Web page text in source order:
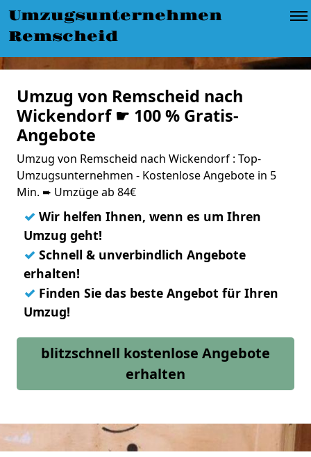
Umzugsunternehmen
Remscheid
Umzug von Remscheid nach
Wickendorf ☛ 100 % Gratis-
Angebote
Umzug von Remscheid nach Wickendorf : Top-
Umzugsunternehmen - Kostenlose Angebote in 5
Min. ➨ Umzüge ab 84€
✓ Wir helfen Ihnen, wenn es um Ihren
Umzug geht!
✓ Schnell & unverbindlich Angebote
erhalten!
✓ Finden Sie das beste Angebot für Ihren
Umzug!
blitzschnell kostenlose Angebote
erhalten